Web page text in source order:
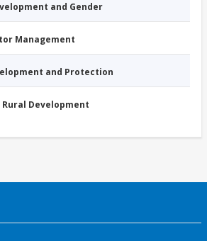
and Gender
Management
and Protection
Rural Development